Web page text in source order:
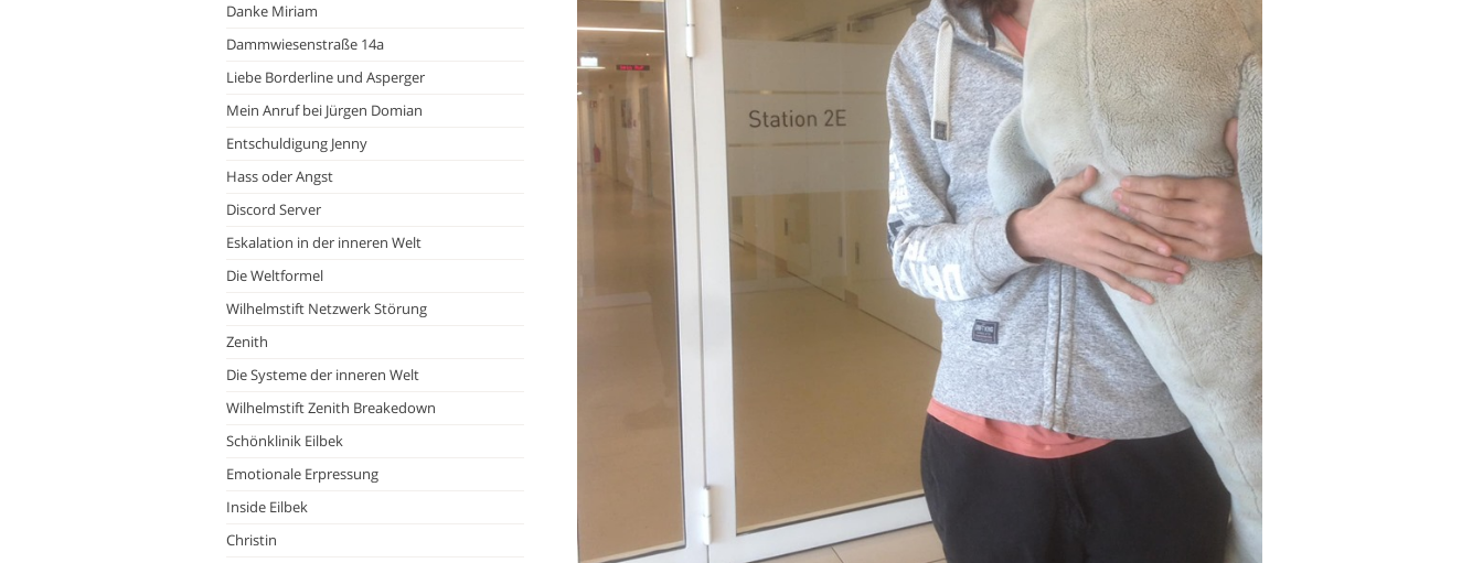
Danke Miriam
Dammwiesenstraße 14a
Liebe Borderline und Asperger
Mein Anruf bei Jürgen Domian
Entschuldigung Jenny
Hass oder Angst
Discord Server
Eskalation in der inneren Welt
Die Weltformel
Wilhelmstift Netzwerk Störung
Zenith
Die Systeme der inneren Welt
Wilhelmstift Zenith Breakedown
Schönklinik Eilbek
Emotionale Erpressung
Inside Eilbek
Christin